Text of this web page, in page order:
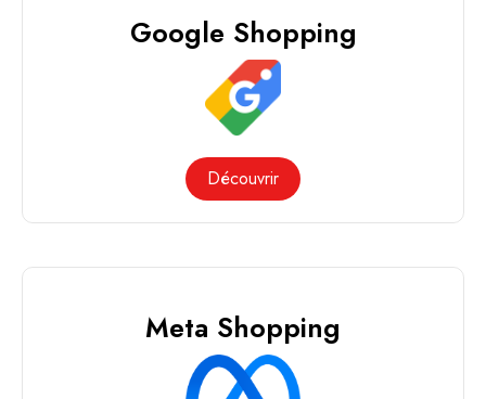
Google Shopping
Découvrir
Meta Shopping